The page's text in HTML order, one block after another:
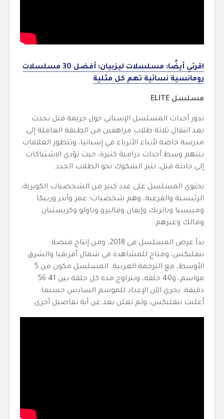
اقرئي أيضًا: مسلسلات ليزبيان: أفضل 30 مسلسلات
رومانسية نسائية تهم كل مثلية
مسلسل ELITE
تدور أحداث المسلسل الإسباني حول جريمة قتل تحدث
بعد انتقال ثلاثة طلاب مراهقين من الطبقة العاملة إلى
مدرسة خاصة لأبناء الأثرياء في إسبانيا، وتتطور العلاقات
بينهم وسط أحداث درامية كثيرة، حيث تؤدي الاشتباكات
إلى حادثة قتل، تثير الشكوك نحو الطلاب الجدد.
يحتوي المسلسل على عدد كبير من الشخصيات الكويرية،
الرئيسية والفرعية، وهم شخصيات؛ عمر وأندر وربيكا
ومينسيا وباتريك وإيفان وفاليرو وباولو وكريستيان
ومالك وغيرهم.
بدأ عرض المسلسل في 2018، ومن إنتاج منصة
نتفليكس، ومتاح للمشاهدة في شمال أفريقيا والشرق
الأوسط، مع الترجمة العربية. المسلسل مكون من 5
مواسم، و40 حلقة، وتتراوح مدة كل حلقة بين 41 56
دقيقة. يجري الآن الإعداد للموسم السادس حسبما
أعلنت نتفليكس، ولم تعلن بعد عن أية تفاصيل أخرى.